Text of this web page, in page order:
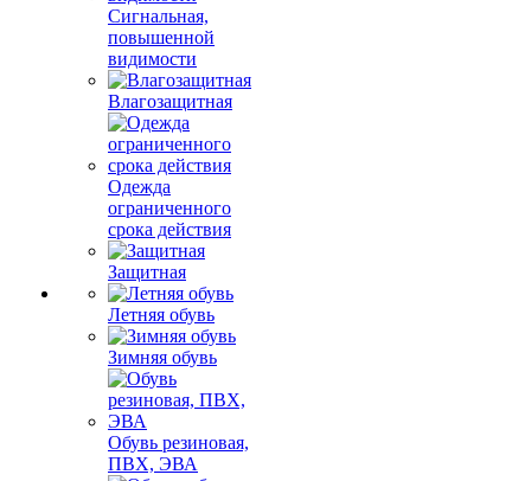
Сигнальная,
повышенной
видимости
Влагозащитная
Одежда
ограниченного
срока действия
Защитная
Летняя обувь
Зимняя обувь
Обувь резиновая,
ПВХ, ЭВА